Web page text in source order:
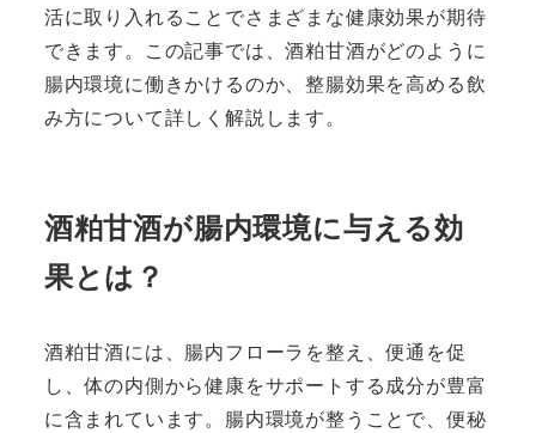
活に取り入れることでさまざまな健康効果が期待
できます。この記事では、酒粕甘酒がどのように
腸内環境に働きかけるのか、整腸効果を高める飲
み方について詳しく解説します。
酒粕甘酒が腸内環境に与える効
果とは？
酒粕甘酒には、腸内フローラを整え、便通を促
し、体の内側から健康をサポートする成分が豊富
に含まれています。腸内環境が整うことで、便秘